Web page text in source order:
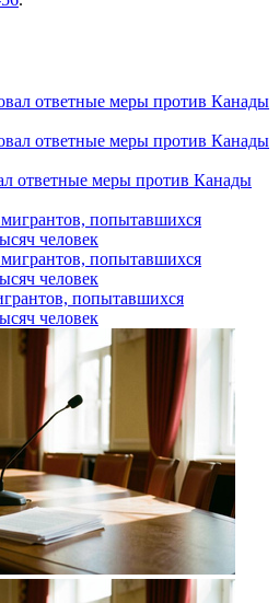
ответные меры против Канады
попытавшихся
человек